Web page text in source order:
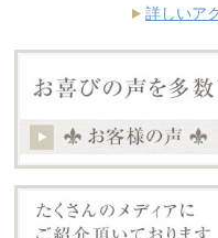
詳しいア